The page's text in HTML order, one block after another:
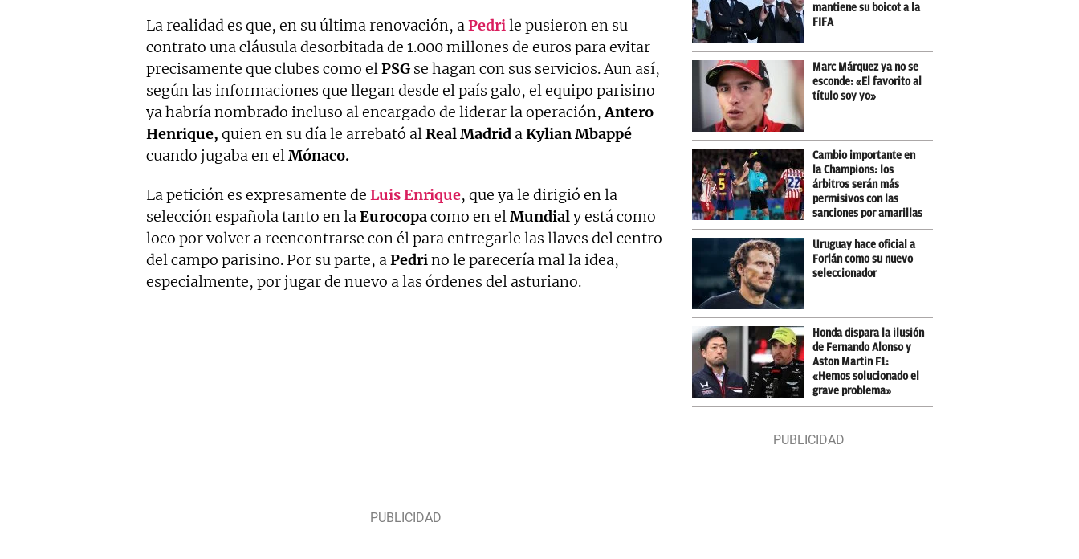
La realidad es que, en su última renovación, aPedrile pusieron en su
contrato una cláusula desorbitada de 1.000 millones de euros para evitar
precisamente que clubes como elPSG se hagan con sus servicios. Aun así,
según las informaciones que llegan desde el país galo, el equipo parisino
ya habría nombrado incluso al encargado de liderar la operación,Antero
Henrique, quien en su día le arrebató alReal Madrid aKylian Mbappé
cuando jugaba en elMónaco.
La petición es expresamente de Luis Enrique, que ya le dirigió en la
selección española tanto en laEurocopacomo en elMundialy está como
loco por volver a reencontrarse con él para entregarle las llaves del centro
del campo parisino. Por su parte, aPedrino le parecería mal la idea,
especialmente, por jugar de nuevo a las órdenes del asturiano.
mantiene su boicot a la
FIFA
Marc Márquez ya no se
esconde: «El favorito al
título soy yo»
Cambio importante en
la Champions: los
árbitros serán más
permisivos con las
sanciones por amarillas
Uruguay hace oficial a
Forlán como su nuevo
seleccionador
Honda dispara la ilusión
de Fernando Alonso y
Aston Martin F1:
«Hemos solucionado el
grave problema»